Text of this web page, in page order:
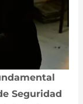
Seguridad